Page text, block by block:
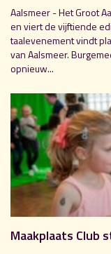
Aalsmeer - Het Groot
en viert de vijftiende
taalevenement vindt
van Aalsmeer.
opnieuw...
Maakplaats Club